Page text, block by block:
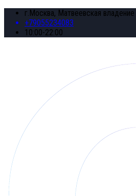
г.Москва, Матвеевская
+79055234083
10:00-22:00